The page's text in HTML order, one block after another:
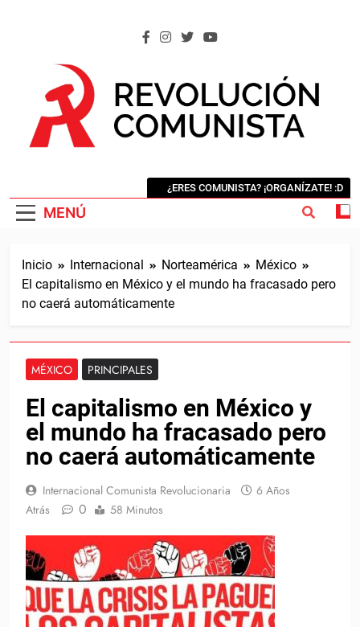
MENÚ
¿ERES COMUNISTA? ¡ORGANÍZATE! :D
Inicio Internacional Norteamérica
México
El capitalismo en México y el mundo ha fracasado pero
no caerá automáticamente
MÉXICO PRINCIPALES
El capitalismo en México y
el mundo ha fracasado pero
no caerá automáticamente
Internacional Comunista Revolucionaria
6 Años
Atrás
0 58 Minutos